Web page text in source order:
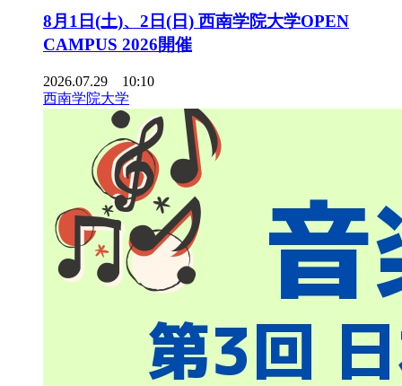
8月1日(土)、2日(日) 西南学院大学OPEN
CAMPUS 2026開催
2026.07.29 10:10
西南学院大学